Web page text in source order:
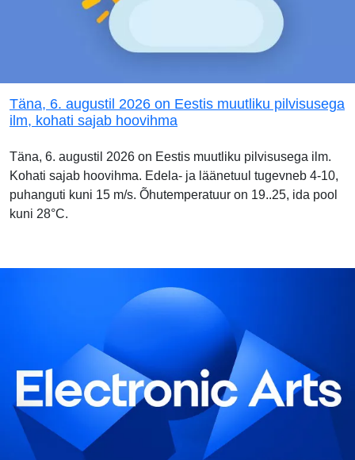
Täna, 6. augustil 2026 on Eestis muutliku pilvisusega
ilm, kohati sajab hoovihma
Täna, 6. augustil 2026 on Eestis muutliku pilvisusega ilm.
Kohati sajab hoovihma. Edela- ja läänetuul tugevneb 4-10,
puhanguti kuni 15 m/s. Õhutemperatuur on 19..25, ida pool
kuni 28°C.